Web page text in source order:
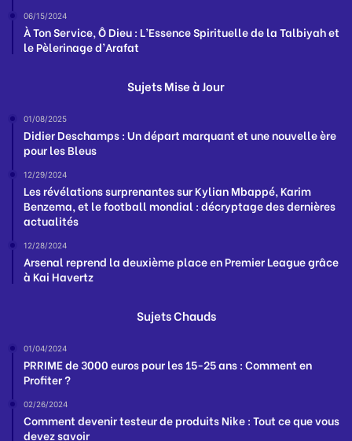
06/15/2024
À Ton Service, Ô Dieu : L’Essence Spirituelle de la Talbiyah et
le Pèlerinage d’Arafat
Sujets Mise à Jour
01/08/2025
Didier Deschamps : Un départ marquant et une nouvelle ère
pour les Bleus
12/29/2024
Les révélations surprenantes sur Kylian Mbappé, Karim
Benzema, et le football mondial : décryptage des dernières
actualités
12/28/2024
Arsenal reprend la deuxième place en Premier League grâce
à Kai Havertz
Sujets Chauds
01/04/2024
PRRIME de 3000 euros pour les 15-25 ans : Comment en
Profiter ?
02/26/2024
Comment devenir testeur de produits Nike : Tout ce que vous
devez savoir